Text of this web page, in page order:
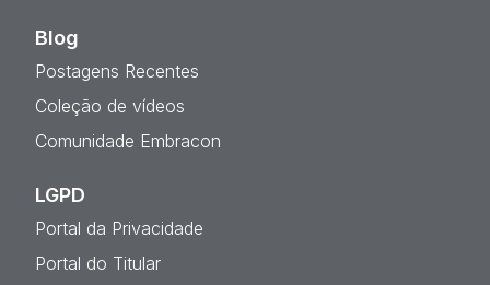
Blog
Postagens Recentes
Coleção de vídeos
Comunidade Embracon
LGPD
Portal da Privacidade
Portal do Titular